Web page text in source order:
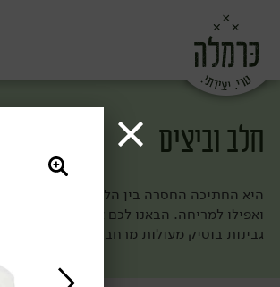
חלב וביצים
היא החתיכה החסרה בין הלחם לירקות (וגם
ואפילו למריחה. הבאנו לכם את מיטב
גבינות בוטיק מעולות מרחבי העולם. ככה